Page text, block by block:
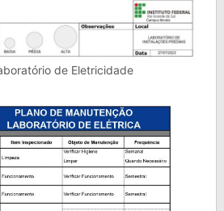
de Eletricidade